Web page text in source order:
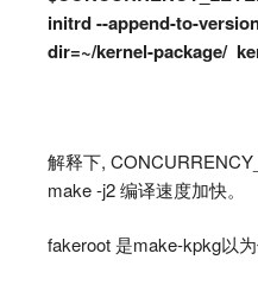
initrd --append-to-
dir=~/kernel-package/
解释下,
make -j2 编译速度加快。
fakeroot 是make-kpkg以